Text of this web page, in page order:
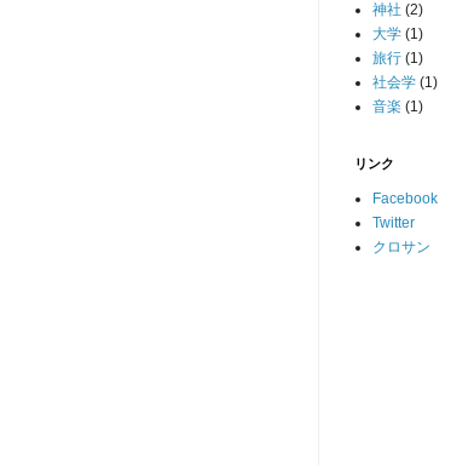
神社 (2)
大学 (1)
旅行 (1)
社会学 (1)
音楽 (1)
リンク
Facebook
Twitter
クロサン